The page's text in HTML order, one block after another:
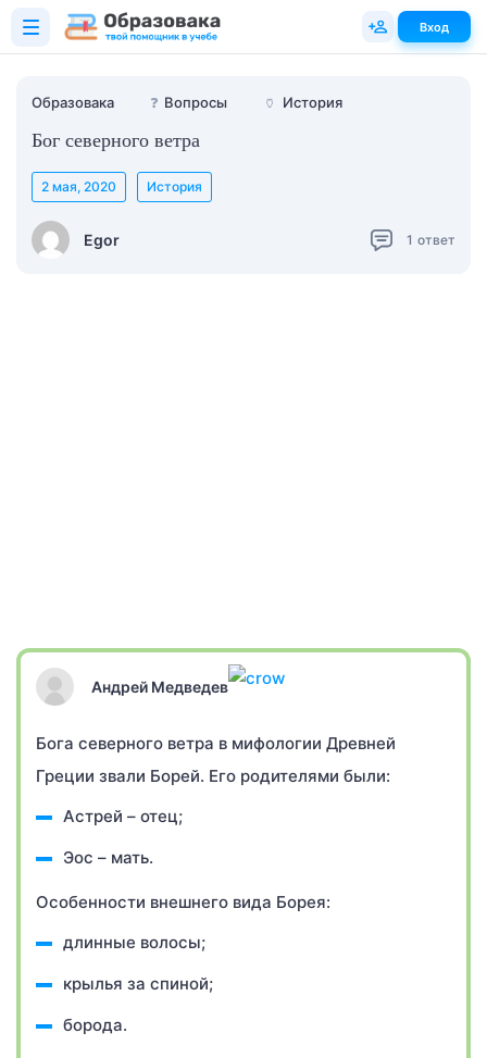
Образовака ❓ Вопросы 🏺 История
Бог северного ветра
Egor
2 мая, 2020 История
1 ответ
Андрей Медведев
Бога северного ветра в мифологии Древней
Греции звали Борей. Его родителями были:
Астрей – отец;
Эос – мать.
Особенности внешнего вида Борея:
длинные волосы;
крылья за спиной;
борода.
Вход